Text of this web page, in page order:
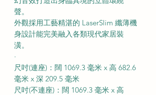
聲。
外觀採用工藝精湛的 LaserSlim 纖薄機
身設計能完美融入各類現代家居裝
潢。
·
尺吋(連座)：闊 1069.3 毫米 x 高 682.6
毫米 x 深 209.5 毫米
尺吋(不連座)：闊 1069.3 毫米 x 高